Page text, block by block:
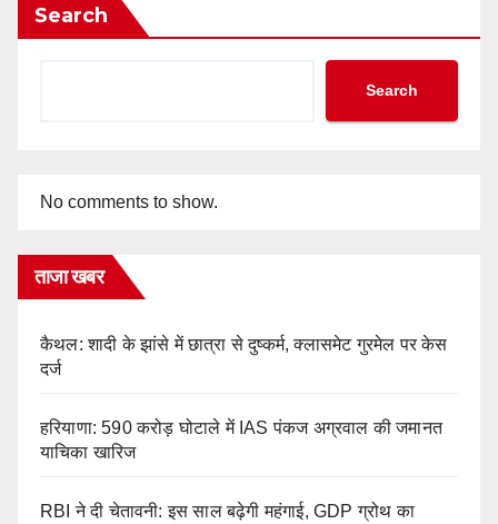
Search
Search
No comments to show.
ताजा खबर
कैथल: शादी के झांसे में छात्रा से दुष्कर्म, क्लासमेट गुरमेल पर केस
दर्ज
हरियाणा: 590 करोड़ घोटाले में IAS पंकज अग्रवाल की जमानत
याचिका खारिज
RBI ने दी चेतावनी: इस साल बढ़ेगी महंगाई, GDP ग्रोथ का